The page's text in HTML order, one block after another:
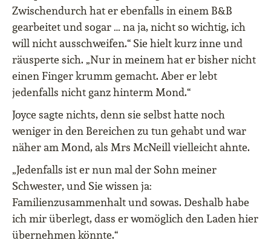
Zwischendurch hat er ebenfalls in einem B&B
gearbeitet und sogar … na ja, nicht so wichtig, ich
will nicht ausschweifen.“ Sie hielt kurz inne und
räusperte sich. „Nur in meinem hat er bisher nicht
einen Finger krumm gemacht. Aber er lebt
jedenfalls nicht ganz hinterm Mond.“
Joyce sagte nichts, denn sie selbst hatte noch
weniger in den Bereichen zu tun gehabt und war
näher am Mond, als Mrs McNeill vielleicht ahnte.
„Jedenfalls ist er nun mal der Sohn meiner
Schwester, und Sie wissen ja:
Familienzusammenhalt und sowas. Deshalb habe
ich mir überlegt, dass er womöglich den Laden hier
übernehmen könnte.“